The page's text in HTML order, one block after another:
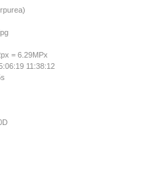
= 6.29MPx
11:38:12